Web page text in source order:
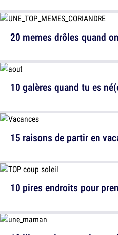
10 galères quand tu es
10 pires endroits pour
20 memes drôles quand
15 raisons de partir en